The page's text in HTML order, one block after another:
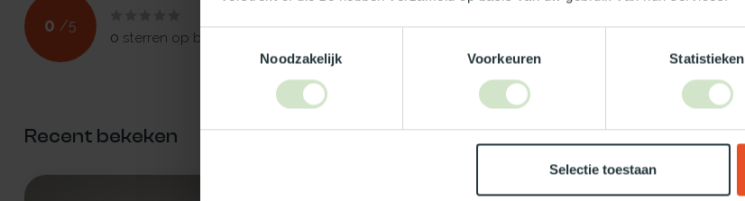
Toestemmingsselectie
Noodzakelijk
Voorkeuren Statistieken
Selectie toestaan
0 /5
0 sterren op basis van
Je beoordeling toevoegen
Recent bekeken